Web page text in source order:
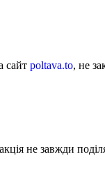
сайт poltava.to, не
не завжди